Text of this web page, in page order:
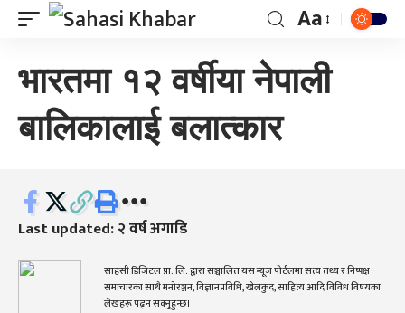
Aa
भारतमा १२ वर्षीया नेपाली
बालिकालाई बलात्कार
Last updated: २ वर्ष अगाडि
साहसी डिजिटल प्रा. लि. द्वारा सञ्चालित यस न्यूज पोर्टलमा सत्य तथ्य र निष्पक्ष
समाचारका साथै मनोरञ्जन, विज्ञानप्रविधि, खेलकुद, साहित्य आदि विविध विषयका
लेखहरू पढ्न सक्नुहुन्छ।